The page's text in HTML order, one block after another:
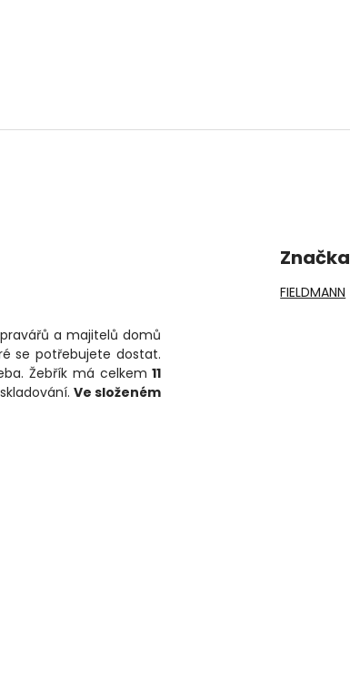
a majitelů domů
se potřebujete dostat.
Žebřík má celkem 11
Ve složeném
Značka
FIELDMANN